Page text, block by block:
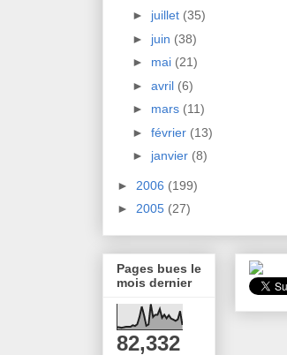
► juillet (35)
► juin (38)
► mai (21)
► avril (6)
► mars (11)
► février (13)
► janvier (8)
► 2006 (199)
► 2005 (27)
Pages bues le
mois dernier
82,332